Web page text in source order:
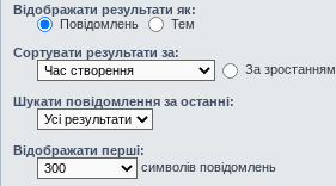
Відображати результати як:
Повідомлень
Тем
Сортувати результати за:
За зростанням
Шукати повідомлення за останні:
Відображати перші:
символів повідомлень